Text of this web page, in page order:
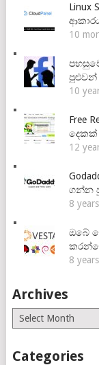
Linux
10
පුළුවන්
10
Free
දෙකක්
12
ගන්න
8
ඔබේ
8
Archives
Archives
Categories